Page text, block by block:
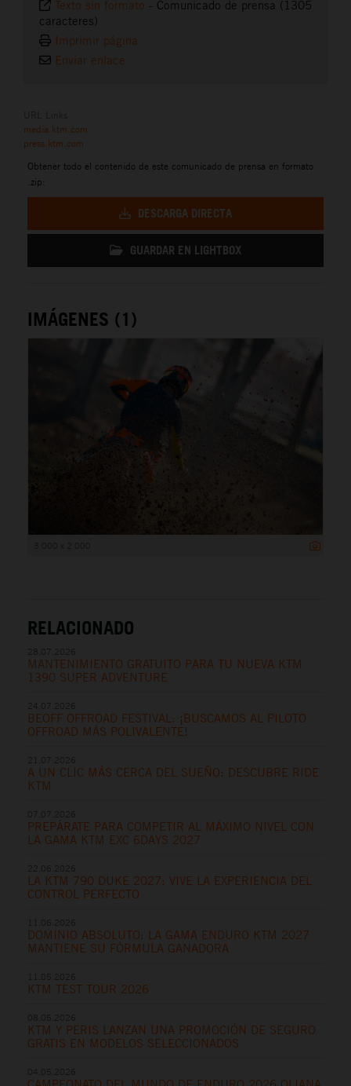
Texto sin formato - Comunicado de prensa (1305
caracteres)
Imprimir página
Enviar enlace
media.ktm.com
press.ktm.com
Obtener todo el contenido de este comunicado de prensa en formato
.zip:
DESCARGA DIRECTA
GUARDAR EN LIGHTBOX
IMÁGENES (1)
RELACIONADO
MANTENIMIENTO GRATUITO PARA TU NUEVA KTM
1390 SUPER ADVENTURE
BEOFF OFFROAD FESTIVAL: ¡BUSCAMOS AL PILOTO
OFFROAD MÁS POLIVALENTE!
A UN CLIC MÁS CERCA DEL SUEÑO: DESCUBRE RIDE
KTM
PREPÁRATE PARA COMPETIR AL MÁXIMO NIVEL CON
LA GAMA KTM EXC 6DAYS 2027
LA KTM 790 DUKE 2027: VIVE LA EXPERIENCIA DEL
CONTROL PERFECTO
DOMINIO ABSOLUTO: LA GAMA ENDURO KTM 2027
MANTIENE SU FÓRMULA GANADORA
KTM TEST TOUR 2026
KTM Y PERIS LANZAN UNA PROMOCIÓN DE SEGURO
GRATIS EN MODELOS SELECCIONADOS